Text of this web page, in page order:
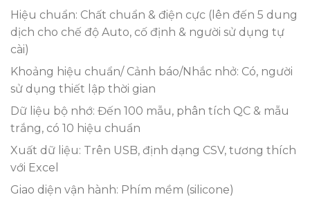
Hiệu chuẩn: Chất chuẩn & điện cực (lên đến 5 dung
dịch cho chế độ Auto, cố định & người sử dụng tự
cài)
Khoảng hiệu chuẩn/ Cảnh báo/Nhắc nhở: Có, người
sử dụng thiết lập thời gian
Dữ liệu bộ nhớ: Đến 100 mẫu, phân tích QC & mẫu
trắng, có 10 hiệu chuẩn
Xuất dữ liệu: Trên USB, định dạng CSV, tương thích
với Excel
Giao diện vận hành: Phím mềm (silicone)